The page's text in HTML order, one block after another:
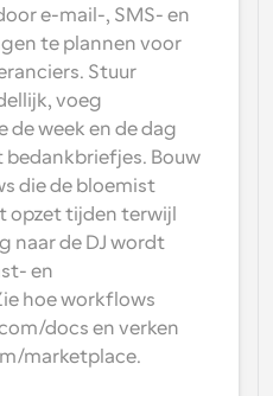
e-mail-, SMS- en
te plannen voor
Stuur
voeg
week en de dag
bedankbriefjes. Bouw
die de bloemist
opzet tijden terwijl
naar de DJ wordt
en
hoe workflows
docs en verken
marketplace.